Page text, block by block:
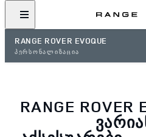
RANGE ROVER EVOQUE
ᲞᲔᲠᲡᲝᲜᲐᲚᲘᲖᲐᲪᲘᲐ
RANGE